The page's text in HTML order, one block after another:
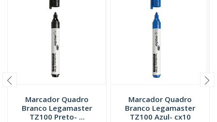
Marcador Quadro
Branco Legamaster
TZ100 Preto- ...
Marcador Quadro
Branco Legamaster
TZ100 Azul- cx10